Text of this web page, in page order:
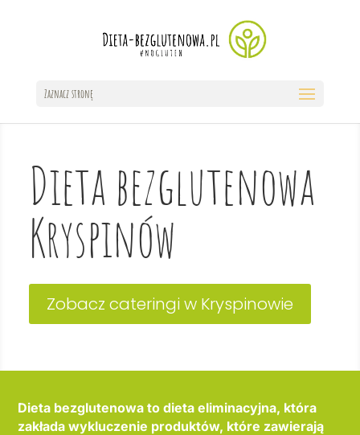
Zaznacz stronę
Dieta bezglutenowa
Kryspinów
Zobacz cateringi w Kryspinowie
Dieta bezglutenowa to dieta eliminacyjna, która
zakłada wykluczenie produktów, które zawierają